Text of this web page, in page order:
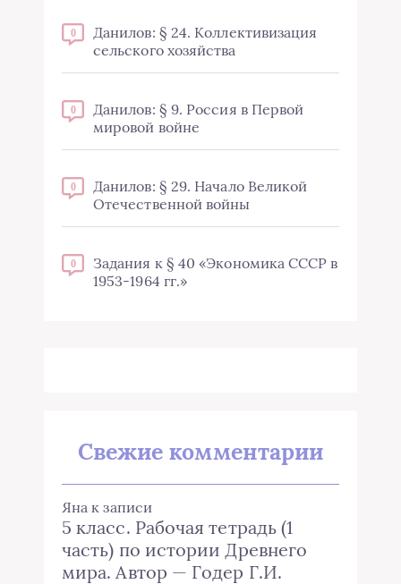
0
Данилов: § 24. Коллективизация
сельского хозяйства
0
Данилов: § 9. Россия в Первой
мировой войне
0
Данилов: § 29. Начало Великой
Отечественной войны
0
Задания к § 40 «Экономика СССР в
1953-1964 гг.»
Свежие комментарии
Яна к записи
5 класс. Рабочая тетрадь (1
часть) по истории Древнего
мира. Автор — Годер Г.И.